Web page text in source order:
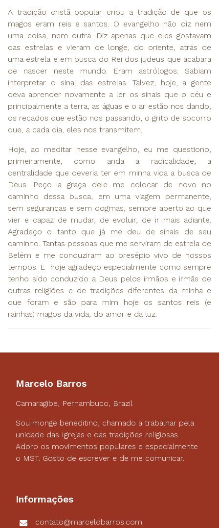
A tradição cristã popular criou a tradição de que os
magos eram reis e santos. O evangelho não diz nem
uma coisa, nem outra. Diz apenas que eles gostavam
das estrelas e vieram de longe, do oriente, atrás de
uma estrela e em busca do Rei dos judeus que acabara
de nascer neste mundo. Eram astrólogos. Sabiam
interpretar o sinal das estrelas. Talvez, hoje, a gente
deva aprender novamente a ler os sinais que o céu e
principalmente a terra, as águas e o ar estão nos dando,
os recados que estão nos passando, o grito de socorro
que, a cada dia, eles nos transmitem.
Hoje, ao meditar nesse evangelho, eu me questiono,
primeiramente, como anda a radicalidade, a
centralidade que deveria ter em minha vida a busca de
Deus. Peço a graça dele me colocar de novo no
caminho dessa busca, em uma viagem permanente,
sem seguranças e sem dogmas, sempre aberto ao que
vier e capaz de mudar, de evoluir, de ir mais adiante.
Agradeço o tanto que já me deu de sinais de seu
caminho. Tantas pessoas que me serviram de estrela de
Belém e me conduziram ao presépio vivo de nossos
tempos. E hoje agradeço especialmente como sempre
tenho sido conduzido a Deus pelos irmãos e irmãs de
outras religiões e de tradições diferentes da minha e
que foram e são para mim hoje os santos reis (e
rainhas) magos da vida, do amor e da luz.
Marcelo Barros
Camaragibe, Pernambuco, Brazil
Sou monge beneditino, chamado a trabalhar pela
unidade das Igrejas e das tradições religiosas.
Adoro os movimentos populares e especialmente
o MST. Gosto de escrever e de me comunicar.
Informações
contato@marcelobarros.com